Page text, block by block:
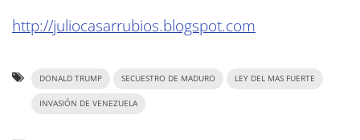
http://juliocasarrubios.blogspot.com
DONALD TRUMP SECUESTRO DE MADURO LEY DEL MAS FUERTE
INVASIÓN DE VENEZUELA